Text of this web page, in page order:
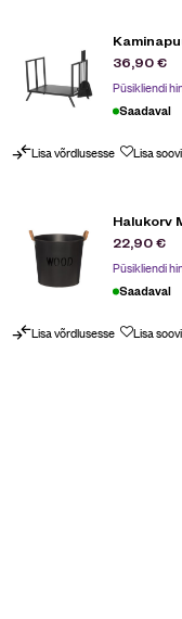
36,90€
Püsikliendi
Saadaval
Lisa võrdlusesse Lisa
Halukorv
22,90€
Püsikliendi
Saadaval
Lisa võrdlusesse Lisa